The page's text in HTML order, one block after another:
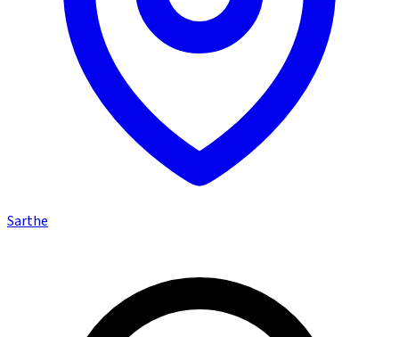
Sarthe